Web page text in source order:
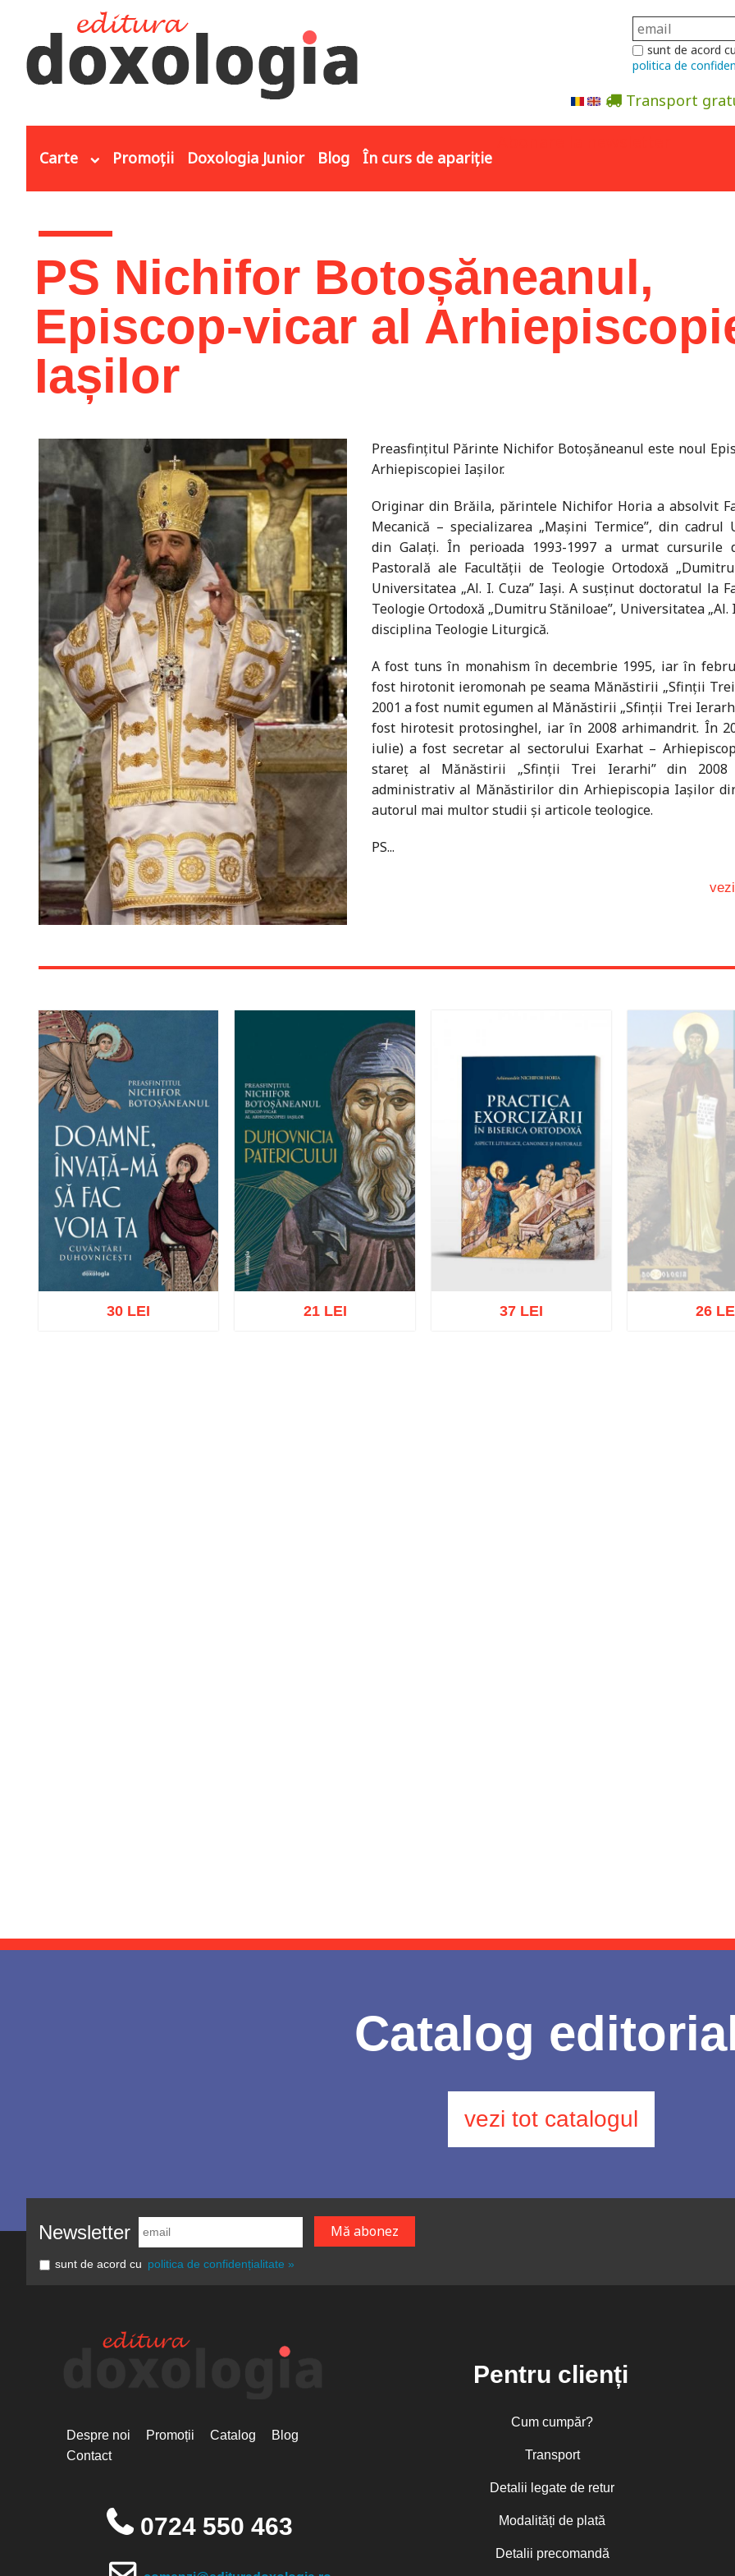
sunt de acord cu
politica de
Transport
Carte Promoții Doxologia Junior Blog În curs de apariție
PS Nichifor Botoșăneanul,
Episcop-vicar al
Iașilor
Preasfințitul Părinte Nichifor Botoșăneanul este noul
Arhiepiscopiei Iașilor.
Originar din Brăila, părintele Nichifor Horia a absolvit
Mecanică – specializarea „Maşini Termice”, din cadrul
din Galaţi. În perioada 1993-1997 a urmat cursurile
Pastorală ale Facultăţii de Teologie Ortodoxă „Dumitru
Universitatea „Al. I. Cuza” Iaşi. A susținut doctoratul la
Teologie Ortodoxă „Dumitru Stăniloae”, Universitatea „Al.
disciplina Teologie Liturgică.
A fost tuns în monahism în decembrie 1995, iar în
fost hirotonit ieromonah pe seama Mănăstirii „Sfinții
2001 a fost numit egumen al Mănăstirii „Sfinții Trei
fost hirotesit protosinghel, iar în 2008 arhimandrit. În
iulie) a fost secretar al sectorului Exarhat –
stareţ al Mănăstirii „Sfinții Trei Ierarhi” din 2008
administrativ al Mănăstirilor din Arhiepiscopia Iaşilor
autorul mai multor studii şi articole teologice.
PS...
30 LEI 21 LEI 37 LEI 26
Catalog
vezi tot catalogul
Newsletter
sunt de acord cu politica de confidențialitate »
Despre noi Promoții Catalog
Blog
Contact
0724 550 463
Pentru clienți
Cum cumpăr?
Transport
Detalii legate de retur
Modalități de plată
Detalii precomandă